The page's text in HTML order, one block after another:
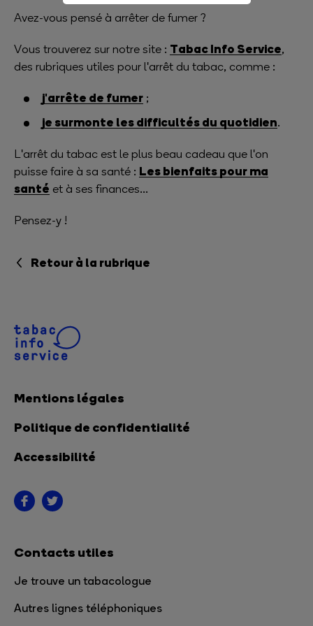
Avez-vous pensé à arrêter de fumer ?
Vous trouverez sur notre site : Tabac Info Service,
des rubriques utiles pour l'arrêt du tabac, comme :
j'arrête de fumer ;
je surmonte les difficultés du quotidien.
L'arrêt du tabac est le plus beau cadeau que l'on
puisse faire à sa santé : Les bienfaits pour ma
santé et à ses finances...
Pensez-y !
Retour à la rubrique
Mentions légales
Politique de confidentialité
Accessibilité
Contacts utiles
Je trouve un tabacologue
Autres lignes téléphoniques